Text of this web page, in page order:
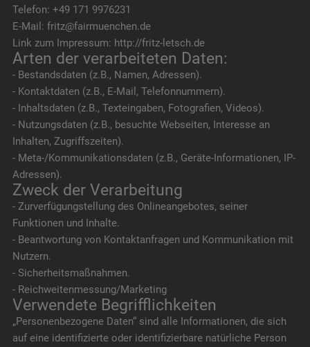
Telefon: +49 171 9976231
E-Mail: fritz@fairmuenchen.de
Link zum Impressum: http://fritz-letsch.de
Arten der verarbeiteten Daten:
- Bestandsdaten (z.B., Namen, Adressen).
- Kontaktdaten (z.B., E-Mail, Telefonnummern).
- Inhaltsdaten (z.B., Texteingaben, Fotografien, Videos).
- Nutzungsdaten (z.B., besuchte Webseiten, Interesse an
Inhalten, Zugriffszeiten).
- Meta-/Kommunikationsdaten (z.B., Geräte-Informationen, IP-
Adressen).
Zweck der Verarbeitung
- Zurverfügungstellung des Onlineangebotes, seiner
Funktionen und Inhalte.
- Beantwortung von Kontaktanfragen und Kommunikation mit
Nutzern.
- Sicherheitsmaßnahmen.
- Reichweitenmessung/Marketing
Verwendete Begrifflichkeiten
„Personenbezogene Daten“ sind alle Informationen, die sich
auf eine identifizierte oder identifizierbare natürliche Person